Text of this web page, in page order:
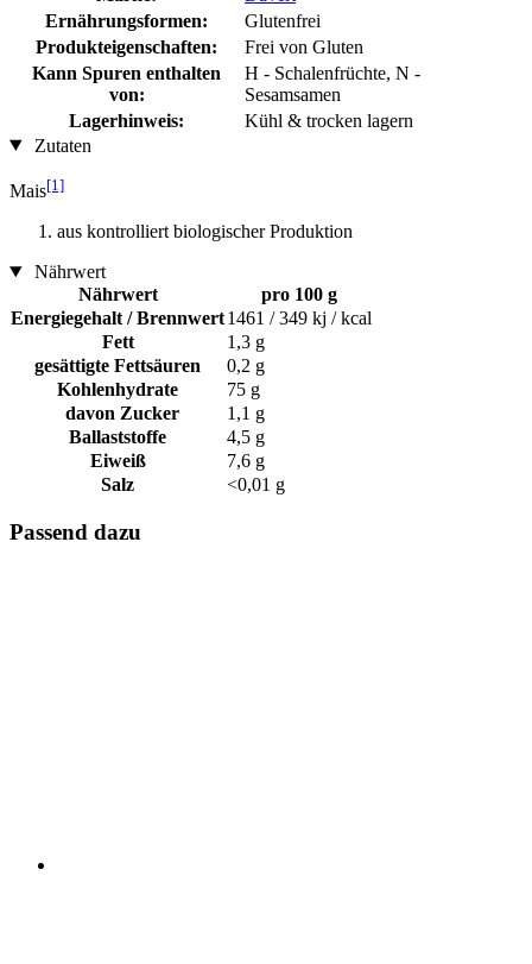
Ernährungsformen:
Glutenfrei
Produkteigenschaften:
Frei von Gluten
Kann Spuren enthalten
von:
H - Schalenfrüchte, N -
Sesamsamen
Lagerhinweis:
Kühl & trocken lagern
Zutaten
Mais[1]
aus kontrolliert biologischer Produktion
Nährwert
Nährwert
pro 100 g
Energiegehalt / Brennwert1461 / 349 kj / kcal
Fett
1,3 g
gesättigte Fettsäuren
0,2 g
Kohlenhydrate
75 g
davon Zucker
1,1 g
Ballaststoffe
4,5 g
Eiweiß
7,6 g
Salz
<0,01 g
Passend dazu